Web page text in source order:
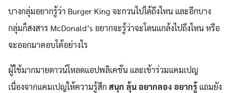
บางกลุ่มอยากรู้ว่า Burger King จะกวนไปได้ถึงไหน และอีกบาง
กลุ่มก็สงสาร McDonald’s อยากจะรู้ว่าจะโดนแกล้งไปถึงไหน หรือ
จะออกมาตอบโต้อย่างไร
ผู้ใช้มากมายดาวน์โหลดแอปพลิเคชั่น และเข้าร่วมแคมเปญ
เนื่องจากแคมเปญให้ความรู้สึก สนุก ลุ้น อยากลอง อยากรู้ แถมยัง